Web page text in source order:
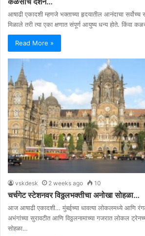
आषाढी एकादशी म्हणजे भक्ताच्या हृदयातील आनंदाचा सर्वोच्च
मिळाले तरी त्या एका क्षणात संपूर्ण आयुष्य धन्य होते. किंवा
Read More »
vskdesk 2 weeks ago 10
चर्चगेट स्टेशनवर विठ्ठलभक्तीचा अनोखा सोहळा…
आज आषाढी एकादशी… मुंबईच्या धावत्या लोकलमध्ये आणि
अभंगांच्या सुरावटीत आणि विठ्ठलनामाच्या गजरात लोकल
सोहळा…